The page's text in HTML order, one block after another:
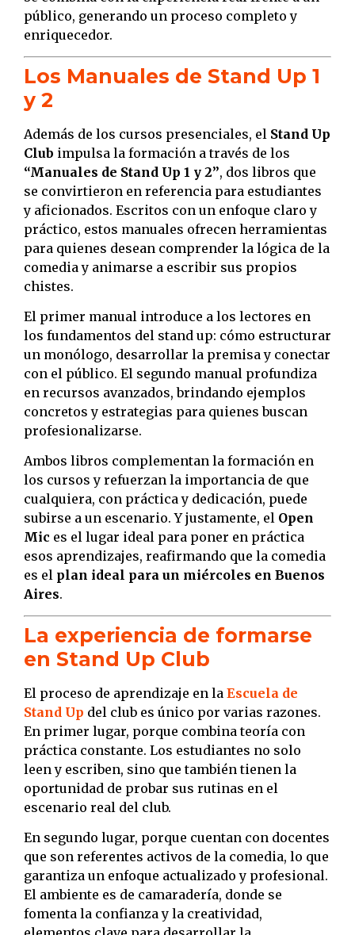
público, generando un proceso completo y
enriquecedor.
Los Manuales de Stand Up 1
y 2
Además de los cursos presenciales, el Stand Up
Club impulsa la formación a través de los
“Manuales de Stand Up 1 y 2”, dos libros que
se convirtieron en referencia para estudiantes
y aficionados. Escritos con un enfoque claro y
práctico, estos manuales ofrecen herramientas
para quienes desean comprender la lógica de la
comedia y animarse a escribir sus propios
chistes.
El primer manual introduce a los lectores en
los fundamentos del stand up: cómo estructurar
un monólogo, desarrollar la premisa y conectar
con el público. El segundo manual profundiza
en recursos avanzados, brindando ejemplos
concretos y estrategias para quienes buscan
profesionalizarse.
Ambos libros complementan la formación en
los cursos y refuerzan la importancia de que
cualquiera, con práctica y dedicación, puede
subirse a un escenario. Y justamente, el Open
Mic es el lugar ideal para poner en práctica
esos aprendizajes, reafirmando que la comedia
es el plan ideal para un miércoles en Buenos
Aires.
La experiencia de formarse
en Stand Up Club
El proceso de aprendizaje en la Escuela de
Stand Up del club es único por varias razones.
En primer lugar, porque combina teoría con
práctica constante. Los estudiantes no solo
leen y escriben, sino que también tienen la
oportunidad de probar sus rutinas en el
escenario real del club.
En segundo lugar, porque cuentan con docentes
que son referentes activos de la comedia, lo que
garantiza un enfoque actualizado y profesional.
El ambiente es de camaradería, donde se
fomenta la confianza y la creatividad,